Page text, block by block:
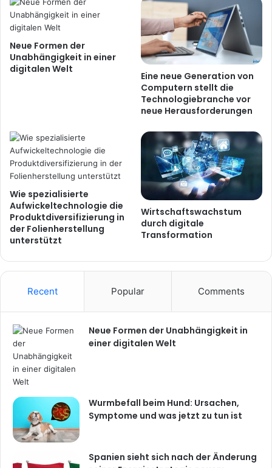
Neue Formen der
Unabhängigkeit in einer
digitalen Welt
Eine neue Generation von
Computern stellt die
Technologiebranche vor
neue Herausforderungen
Wie spezialisierte
Aufwickeltechnologie die
Produktdiversifizierung in
der Folienherstellung
unterstützt
Wirtschaftswachstum
durch digitale
Transformation
Recent Popular Comments
Neue Formen der Unabhängigkeit in
einer digitalen Welt
Wurmbefall beim Hund: Ursachen,
Symptome und was jetzt zu tun ist
Spanien sieht sich nach der Änderung